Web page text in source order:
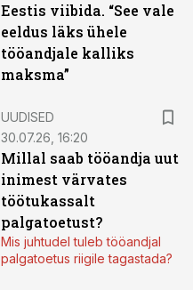
Eestis viibida. “See vale
eeldus läks ühele
tööandjale kalliks
maksma”
UUDISED
30.07.26, 16:20
Millal saab tööandja uut
inimest värvates
töötukassalt
palgatoetust?
Mis juhtudel tuleb tööandjal
palgatoetus riigile tagastada?